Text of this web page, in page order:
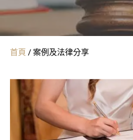
首頁 /案例及法律分享